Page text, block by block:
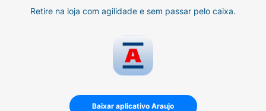
Retire na loja com agilidade e sem passar pelo caixa.
Baixar aplicativo Araujo